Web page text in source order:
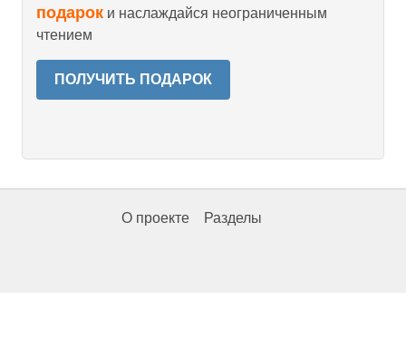
подарок и наслаждайся неограниченным
чтением
ПОЛУЧИТЬ ПОДАРОК
О проекте Разделы